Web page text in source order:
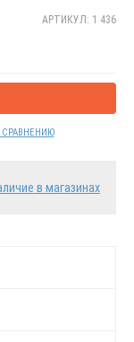
АРТИКУЛ: 1 436
СРАВНЕНИЮ
в магазинах